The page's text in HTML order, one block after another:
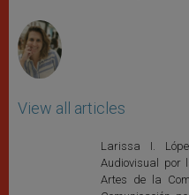
View all articles
Larissa I.
Audiovisual por
Artes de la